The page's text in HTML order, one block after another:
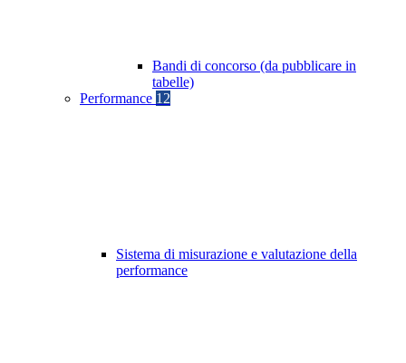
Bandi di concorso (da pubblicare in
tabelle)
Performance 12
Sistema di misurazione e valutazione della
performance